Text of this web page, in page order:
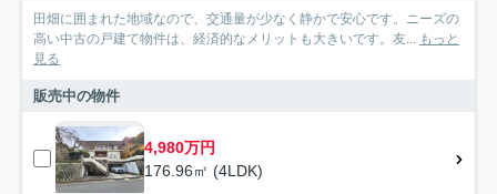
田畑に囲まれた地域なので、交通量が少なく静かで安心です。ニーズの
高い中古の戸建て物件は、経済的なメリットも大きいです。友...
もっと
見る
販売中の物件
4,980万円
176.96㎡ (4LDK)